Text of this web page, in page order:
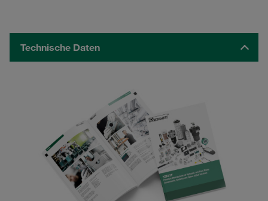
Technische Daten